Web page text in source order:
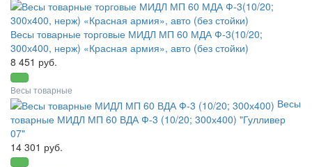
Весы товарные торговые МИДЛ МП 60 МДА Ф-3(10/20;
300х400, нерж) «Красная армия», авто (без стойки)
8 451 руб.
Весы товарные
Весы
товарные МИДЛ МП 60 ВДА Ф-3 (10/20; 300х400) "Гулливер
07"
14 301 руб.